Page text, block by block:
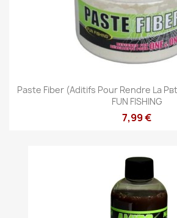
Paste Fiber (Aditifs Pour Rendre La
FUN FISHING
7,99 €